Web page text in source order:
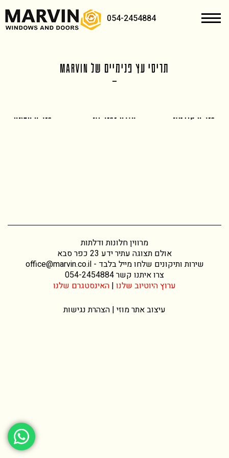
054-2454884
תריסי עץ פנימיים של MARVIN
< גלריה קודמת חזרה לגלריות גלריה הבאה >
מרווין חלונות ודלתות
אולם תצוגה עתיר ידע 23 כפר סבא
שירות ותיקונים שלחו מייל בלבד -office@marvin.co.il
צרו איתנו קשר054-2454884
ערוץ היוטיוב שלנו | האינסטגרם שלנו
עיצוב אתרמוזי | הצהרת נגישות